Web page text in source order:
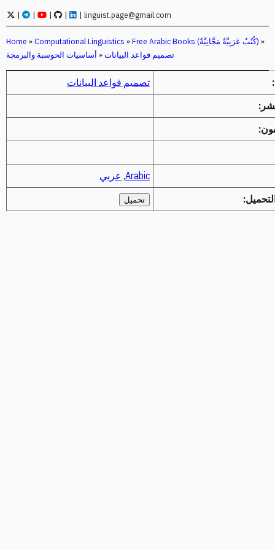
| | | | | linguist.page@gmail.com
Home »Computational Linguistics » Free Arabic Books (كُتُبٌ عَرَبِيَّةٌ مَجَّانِيَّةٌ) »
أساسيات الحوسبة والبرمجة »تصميم قواعد البيانات
تصميم قواعد البيانات
Arabic
, عربي
تحميل